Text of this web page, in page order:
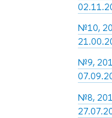
№10,
№9,
№8,